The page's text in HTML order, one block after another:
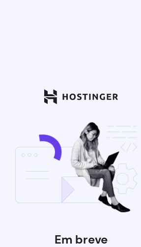
Em breve